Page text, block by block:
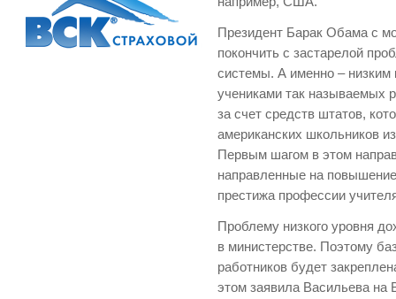
Президент Барак Обама с
покончить с застарелой
системы. А именно – низким
учениками так называемых
за счет средств штатов,
американских школьников
Первым шагом в этом
направленные на
престижа профессии
Проблему низкого уровня
в министерстве. Поэтому
работников будет
этом заявила Васильева на